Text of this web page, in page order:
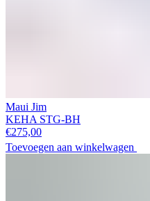
Maui Jim
KEHA STG-BH
€275,00
Toevoegen aan winkelwagen